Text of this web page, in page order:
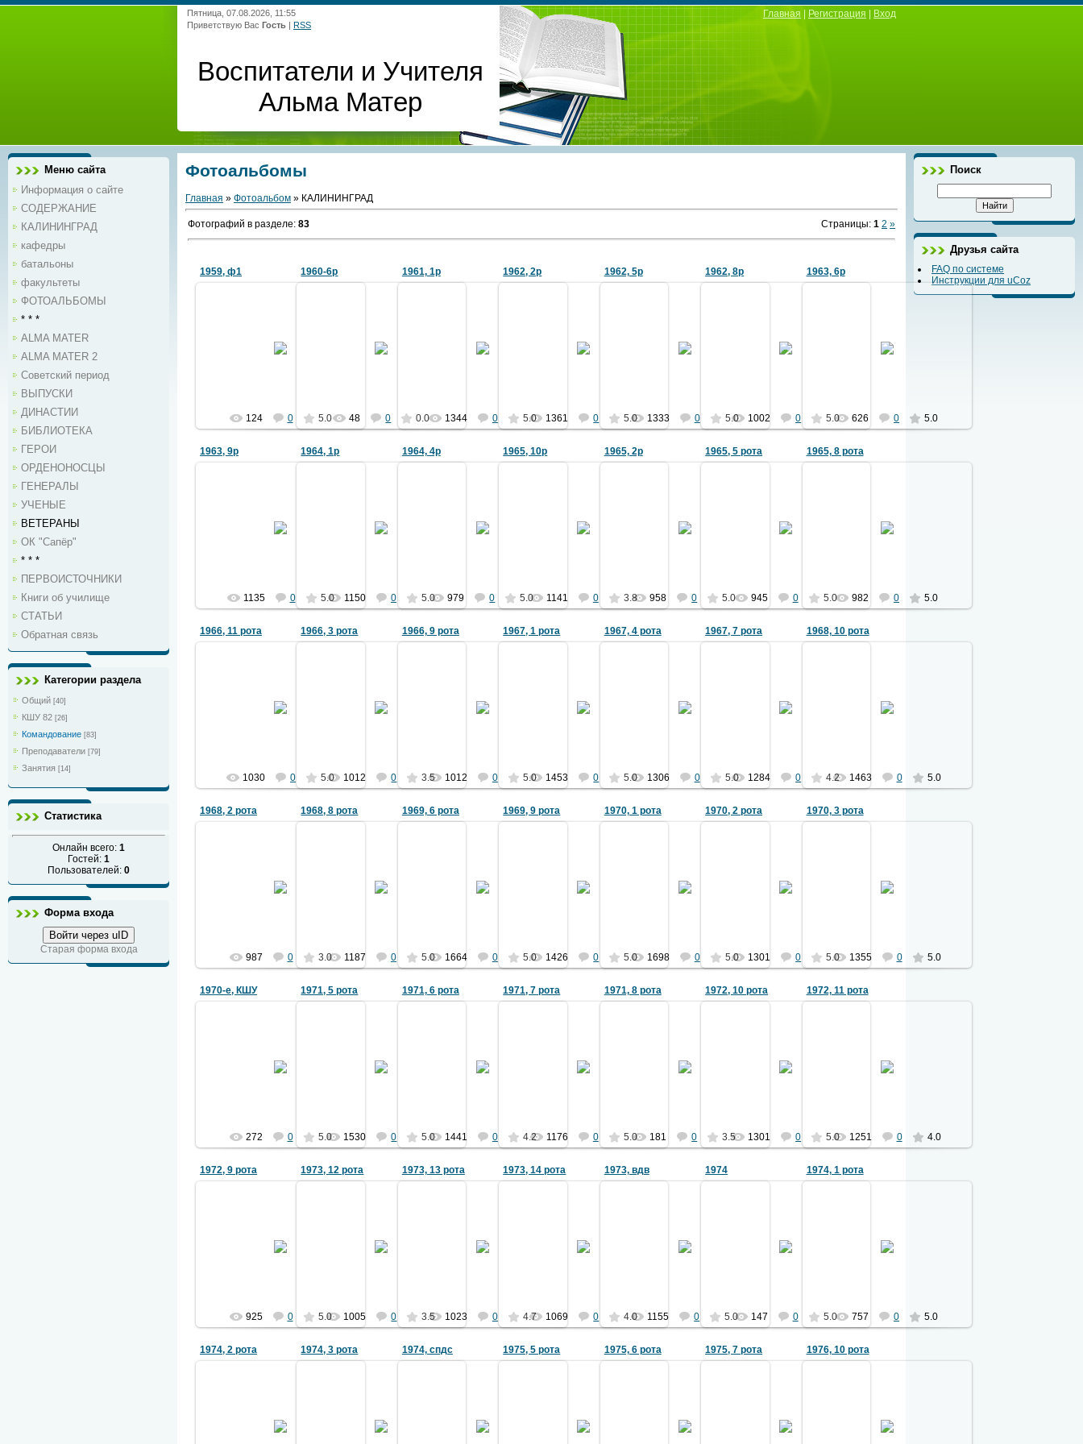
Пятница, 07.08.2026, 11:55
Приветствую Вас Гость | RSS
Воспитатели и Учителя
Альма Матер
Главная Регистрация Вход
Меню сайта
Информация о сайте
СОДЕРЖАНИЕ
КАЛИНИНГРАД
кафедры
батальоны
факультеты
ФОТОАЛЬБОМЫ
* * *
ALMA MATER
ALMA MATER 2
Советский период
ВЫПУСКИ
ДИНАСТИИ
БИБЛИОТЕКА
ГЕРОИ
ОРДЕНОНОСЦЫ
ГЕНЕРАЛЫ
УЧЕНЫЕ
ВЕТЕРАНЫ
ОК "Сапёр"
* * *
ПЕРВОИСТОЧНИКИ
Книги об училище
СТАТЬИ
Обратная связь
Категории раздела
Общий [40]
КШУ 82 [26]
Командование [83]
Преподаватели [79]
Занятия [14]
Статистика
Онлайн всего: 1
Гостей: 1
Пользователей: 0
Форма входа
Войти через uID
Старая форма входа
Фотоальбомы
Главная » Фотоальбом » КАЛИНИНГРАД
Фотографий в разделе: 83 Страницы: 1 2 »
1959, ф1
Командный состав
124 0 5.0
1960-6р
1960
48 0 0.0
1961, 1р
Фото из архива М. Товмы
1344 0 5.0
1962, 2р
Вольвака предоставил И.
1361 0 5.0
1962, 5р
рота 1962 г.) предоставил
выпускник 4 роты 1967 г. А.М.
1333 0 5.0
1962, 8р
Фото из архива В. Петрушенко
1002 0 5.0
1963, 6р
Фото из архива М.М. Шмыкова
626 0 5.0
1963, 9р
Фото из архива В. Ананьева
1135 0 5.0
1964, 1р
Фото из архива А.М. Куринного
1150 0 5.0
1964, 4р
1964) предоставил В. Кулик (13-
979 0 5.0
1965, 10р
Фото из архива Ю.М. Гривачева
(1965) предоставил внук Родион
1141 0 3.8
1965, 2р
Фото из архива Н. Соболева
958 0 5.0
1965, 5 рота
Фото предоставил Е.Волков
945 0 5.0
1965, 8 рота
Фото из архива В.П. Худякова
982 0 5.0
1966, 11 рота
Архив В.Гайсюка
1030 0 5.0
1966, 3 рота
Архив Г.Сафронова
1012 0 3.5
1966, 9 рота
Архив Р.Остапова
1012 0 5.0
1967, 1 рота
Фото из архива Северченко Г.Г.
1453 0 5.0
1967, 4 рота
Фото из архива А.М. Зыбина.
1306 0 5.0
1967, 7 рота
Фото из архива Богдановича Л.П..
1284 0 4.2
1968, 10 рота
Фото из архива А.П. Плетня
1463 0 5.0
1968, 2 рота
Фото из архива П.И. Бейтана
987 0 3.0
1968, 8 рота
Из архива Ю. Зуйкова
1187 0 5.0
1969, 6 рота
рота 1969) предоставил Зыбин
1664 0 5.0
1969, 9 рота
1426 0 5.0
1970, 1 рота
Фото из архива Казьмина В.Н.
1698 0 5.0
1970, 2 рота
Фото из архива В.Н. Волкова
1301 0 5.0
1970, 3 рота
Фото из архива В.Гришкова
1355 0 5.0
1970-е, КШУ
Слева направо: Голован В.И.,
Ковалев И.Н., Товма М.В., Вознов
272 0 5.0
1971, 5 рота
Фото предоставил Ю.И.
Бесчастный
1530 0 5.0
1971, 6 рота
Фото из архива Ю.И.
Бесчастного
1441 0 4.2
1971, 7 рота
Фото из архива Хотяновича В.А.
1176 0 5.0
1971, 8 рота
Командный состав 1971 г., 8 рота
181 0 3.5
1972, 10 рота
Фото из архива Р.И. Брюховецкого
1301 0 5.0
1972, 11 рота
Фото из архива К.А. Тулаева
1251 0 4.0
1972, 9 рота
Фото из архива Д.П. Акимова
925 0 5.0
1973, 12 рота
1005 0 3.5
1973, 13 рота
1023 0 4.7
1973, 14 рота
1069 0 4.0
1973, вдв
1155 0 5.0
1974
Построение Училища. 1974
147 0 5.0
1974, 1 рота
Фото из архива Л.Логачева
предоставил Е.Волков
757 0 5.0
1974, 2 рота
Фото из архива Б.Голубева
1974, 3 рота
Фото из архива М.Кулеминна
1974, спдс
Фото предоставил А.Бехтер (8-
1974)
1975, 5 рота
Фото из архива Рощупкина А.В.
1975, 6 рота
Фото из архива И.Федулова
1975, 7 рота 1976, 10 рота
архив В.Круглова
Поиск
Друзья сайта
FAQ по системе
Инструкции для uCoz